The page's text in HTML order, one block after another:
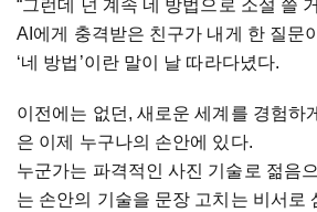
“그런데 넌 계속 네 방법으로 소설 쓸
AI에게 충격받은 친구가 내게 한 질문
‘네 방법’이란 말이 날 따라다녔다.
이전에는 없던, 새로운 세계를 경험하
은 이제 누구나의 손안에 있다.
누군가는 파격적인 사진 기술로 젊음
는 손안의 기술을 문장 고치는 비서로